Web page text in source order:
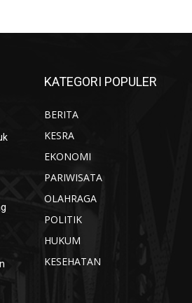
KATEGORI POPULER
BERITA
KESRA
EKONOMI
PARIWISATA
OLAHRAGA
POLITIK
HUKUM
KESEHATAN